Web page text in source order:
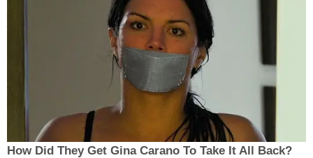
How Did They Get Gina Carano To Take It All Back?